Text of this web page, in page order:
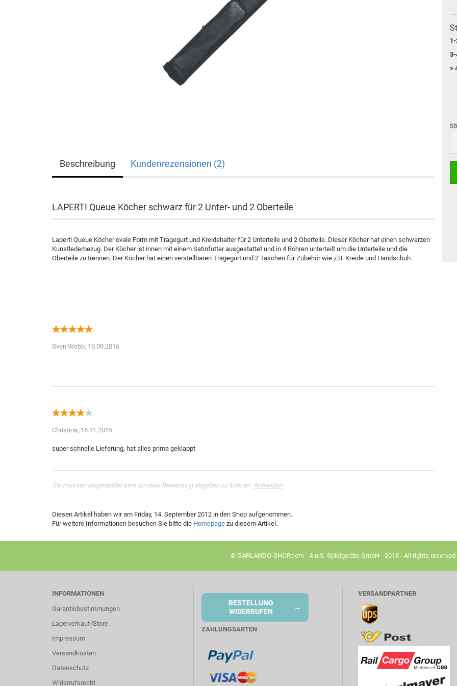
3-
>
Beschreibung Kundenrezensionen (2)
LAPERTI Queue Köcher schwarz für 2 Unter- und 2 Oberteile
Laperti Queue Köcher ovale Form mit Tragegurt und Kreidehalter für 2 Unterteile und 2 Oberteile. Dieser Köcher hat einen schwarzen
Kunstlederbezug. Der Köcher ist innen mit einem Satinfutter ausgestattet und in 4 Röhren unterteilt um die Unterteile und die
Oberteile zu trennen. Der Köcher hat einen verstellbaren Tragegurt und 2 Taschen für Zubehör wie z.B. Kreide und Handschuh.
Sven Webb, 19.09.2016
Christina, 16.11.2015
Sie müssen angemeldet sein um eine Bewertung abgeben zu können. Anmelden
Diesen Artikel haben wir am Friday, 14. September 2012 in den Shop aufgenommen.
Für weitere Informationen besuchen Sie bitte die Homepage zu diesem Artikel.
© GARLANDO-SHOP.com - A.u.S. Spielgeräte GmbH - 2018 - All rights reserved
INFORMATIONEN
Garantiebestimmungen
Lagerverkauf/Store
Impressum
Versandkosten
Datenschutz
Widerrufsrecht
BESTELLUNG
WIDERRUFEN
→
ZAHLUNGSARTEN
VERSANDPARTNER